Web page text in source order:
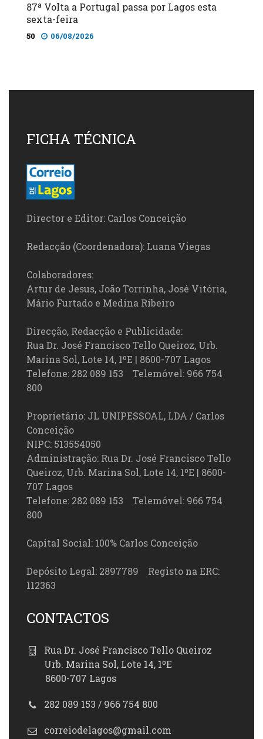
87ª Volta a Portugal passa por Lagos esta
sexta-feira
50 06/08/2026
FICHA TÉCNICA
Director e Editor: Carlos Conceição
Redacção (Coordenadora): Luana Viegas
Colaboradores:
Artur de Jesus, João Torrinha, José Vitória,
Mário Furtado e Medina Ribeiro
Direcção, Redacção e Publicidade:
Rua Dr. José Francisco Tello Queiroz, Urb.
Marina Sol, Lote 14, 1ºE | 8600-707 Lagos
Telefone: 282 089 153 Telemóvel: 966 754
800
Proprietário: JL UNIPESSOAL, LDA / Carlos
Conceição
NIPC: 513554050
Administração: Rua Dr. José Francisco Tello
Queiroz, Urb. Marina Sol, Lote 14, 1ºE | 8600-
707 Lagos
Telefone: 282 089 153 Telemóvel: 966 754
800
Capital Social: 100% Carlos Conceição
Depósito Legal: 2897789 Registo na ERC:
112363
CONTACTOS
Rua Dr. José Francisco Tello Queiroz
Urb. Marina Sol, Lote 14, 1ºE
8600-707 Lagos
282 089 153 / 966 754 800
correiodelagos@gmail.com